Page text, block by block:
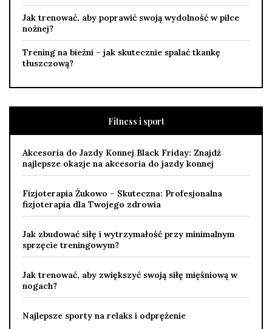
Jak trenować, aby poprawić swoją wydolność w pilce
nożnej?
Trening na bieżni – jak skutecznie spalać tkankę
tłuszczową?
Fitness i sport
Akcesoria do Jazdy Konnej Black Friday: Znajdź
najlepsze okazje na akcesoria do jazdy konnej
Fizjoterapia Żukowo – Skuteczna: Profesjonalna
fizjoterapia dla Twojego zdrowia
Jak zbudować siłę i wytrzymałość przy minimalnym
sprzęcie treningowym?
Jak trenować, aby zwiększyć swoją siłę mięśniową w
nogach?
Najlepsze sporty na relaks i odprężenie